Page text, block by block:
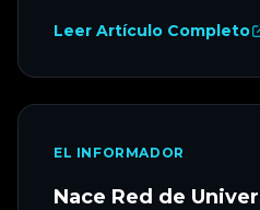
Leer Artículo Completo
EL INFORMADOR
Nace Red de